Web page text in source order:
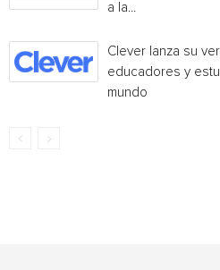
a la...
Clever lanza su
educadores y
mundo